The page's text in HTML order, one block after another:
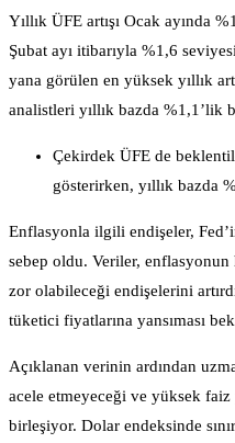
Yıllık ÜFE artışı Ocak ayında
Şubat ayı itibarıyla %1,6
yana görülen en yüksek yıllık
analistleri yıllık bazda %1,1’lik
Çekirdek ÜFE de
gösterirken, yıllık bazda
Enflasyonla ilgili endişeler,
sebep oldu. Veriler,
zor olabileceği endişelerini
tüketici fiyatlarına yansıması
Açıklanan verinin ardından
acele etmeyeceği ve yüksek faiz
birleşiyor. Dolar endeksinde